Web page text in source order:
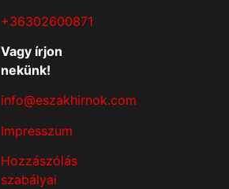
+36302600871
Vagy írjon
nekünk!
info@eszakhirnok.com
Impresszum
Hozzászólás
szabályai